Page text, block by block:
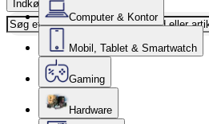
Indkøbskurv
Computer & Kontor
Mobil, Tablet & Smartwatch
Gaming
Hardware